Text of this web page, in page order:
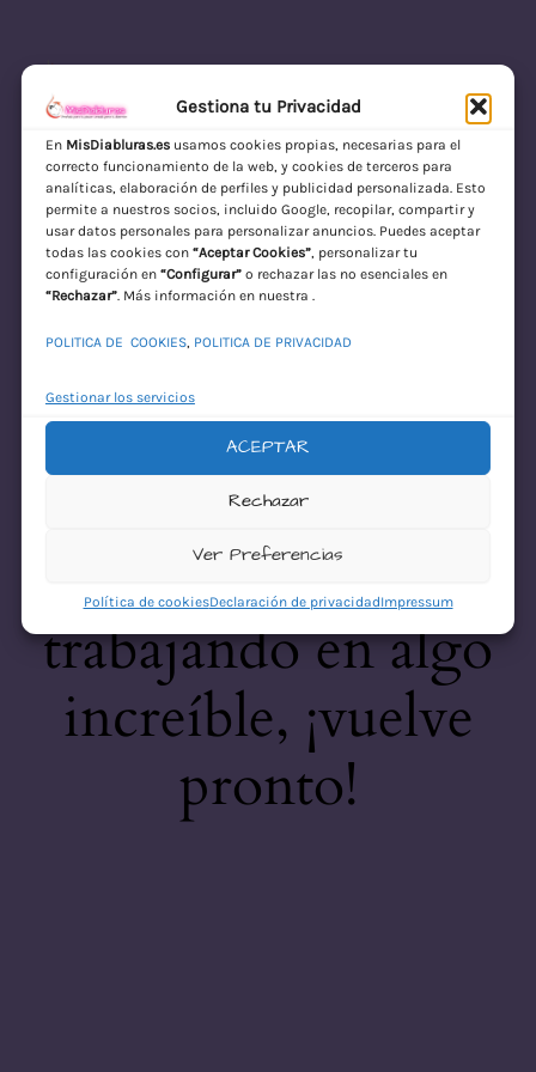
Gestiona tu Privacidad
En MisDiabluras.esusamos cookies propias, necesarias para el
correcto funcionamiento de la web, y cookies de terceros para
analíticas, elaboración de perfiles y publicidad personalizada. Esto
permite a nuestros socios, incluido Google, recopilar, compartir y
usar datos personales para personalizar anuncios. Puedes aceptar
todas las cookies con “Aceptar Cookies”, personalizar tu
configuración en “Configurar”o rechazar las no esenciales en
“Rechazar”. Más información en nuestra .
POLITICA DE COOKIES, POLITICA DE PRIVACIDAD
Gestionar los servicios
ACEPTAR
Rechazar
Ver Preferencias
Política de cookiesDeclaración de privacidadImpressum
MisDiabluras | Sexshop Online con Envío
Discreto en España
Acceder
¡Disculpa este
desastre! Estamos
trabajando en algo
increíble, ¡vuelve
pronto!